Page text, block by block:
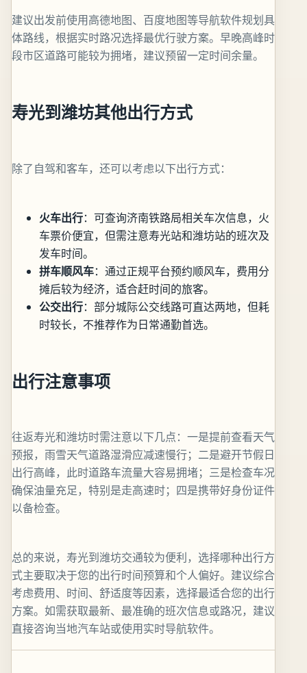
建议出发前使用高德地图、百度地图等导航软件规划具
体路线，根据实时路况选择最优行驶方案。早晚高峰时
段市区道路可能较为拥堵，建议预留一定时间余量。
寿光到潍坊其他出行方式
除了自驾和客车，还可以考虑以下出行方式：
火车出行：可查询济南铁路局相关车次信息，火
车票价便宜，但需注意寿光站和潍坊站的班次及
发车时间。
拼车顺风车：通过正规平台预约顺风车，费用分
摊后较为经济，适合赶时间的旅客。
公交出行：部分城际公交线路可直达两地，但耗
时较长，不推荐作为日常通勤首选。
出行注意事项
往返寿光和潍坊时需注意以下几点：一是提前查看天气
预报，雨雪天气道路湿滑应减速慢行；二是避开节假日
出行高峰，此时道路车流量大容易拥堵；三是检查车况
确保油量充足，特别是走高速时；四是携带好身份证件
以备检查。
总的来说，寿光到潍坊交通较为便利，选择哪种出行方
式主要取决于您的出行时间预算和个人偏好。建议综合
考虑费用、时间、舒适度等因素，选择最适合您的出行
方案。如需获取最新、最准确的班次信息或路况，建议
直接咨询当地汽车站或使用实时导航软件。